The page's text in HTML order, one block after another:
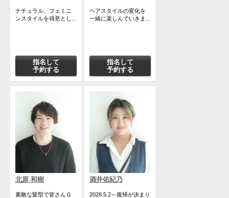
ナチュラル、フェミニ
ンスタイルを得意とし...
指名して
予約する
ヘアスタイルの変化を
一緒に楽しんでいきま...
指名して
予約する
北原 和樹
素敵な髪型で皆さんＧ
酒井佑紀乃
2026.5.2～復帰が決まり